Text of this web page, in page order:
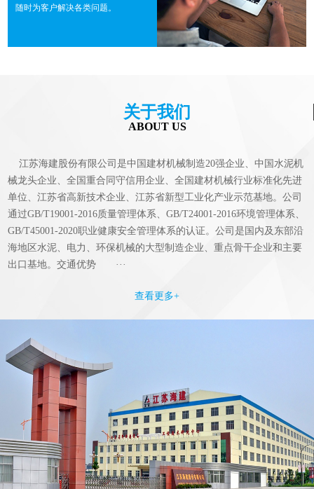
随时为客户解决各类问题。
关于我们
ABOUT US
江苏海建股份有限公司是中国建材机械制造20强企业、中国水泥机
械龙头企业、全国重合同守信用企业、全国建材机械行业标准化先进
单位、江苏省高新技术企业、江苏省新型工业化产业示范基地。公司
通过GB/T19001-2016质量管理体系、GB/T24001-2016环境管理体系、
GB/T45001-2020职业健康安全管理体系的认证。公司是国内及东部沿
海地区水泥、电力、环保机械的大型制造企业、重点骨干企业和主要
出口基地。交通优势 ···
查看更多+